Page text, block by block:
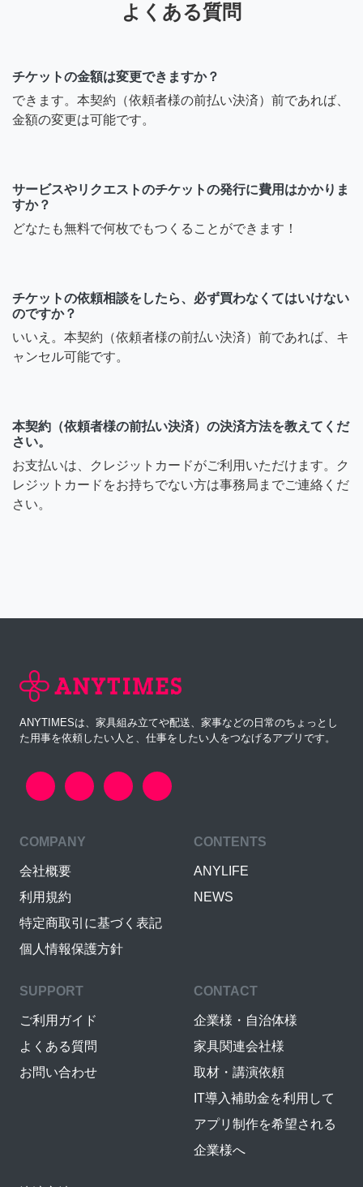
よくある質問
チケットの金額は変更できますか？
できます。本契約（依頼者様の前払い決済）前であれば、
金額の変更は可能です。
サービスやリクエストのチケットの発行に費用はかかりま
すか？
どなたも無料で何枚でもつくることができます！
チケットの依頼相談をしたら、必ず買わなくてはいけない
のですか？
いいえ。本契約（依頼者様の前払い決済）前であれば、キ
ャンセル可能です。
本契約（依頼者様の前払い決済）の決済方法を教えてくだ
さい。
お支払いは、クレジットカードがご利用いただけます。ク
レジットカードをお持ちでない方は事務局までご連絡くだ
さい。
ANYTIMESは、家具組み立てや配送、家事などの日常のちょっとし
た用事を依頼したい人と、仕事をしたい人をつなげるアプリです。
COMPANY
会社概要
利用規約
特定商取引に基づく表記
個人情報保護方針
CONTENTS
ANYLIFE
NEWS
SUPPORT
ご利用ガイド
よくある質問
お問い合わせ
CONTACT
企業様・自治体様
家具関連会社様
取材・講演依頼
IT導入補助金を利用して
アプリ制作を希望される
企業様へ